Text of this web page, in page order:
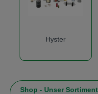
Shop - Unser Sortiment
Hyster